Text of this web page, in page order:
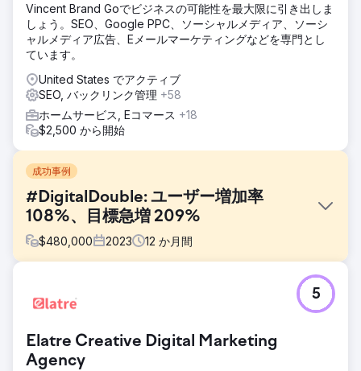
Vincent Brand Goでビジネスの可能性を最大限に引き出しま
しょう。SEO、Google PPC、ソーシャルメディア、ソーシ
ャルメディア広告、Eメールマーケティングなどを専門とし
ています。
United States でアクティブ
SEO, バックリンク管理 +58
ホームサービス, Eコマース +18
$2,500 から開始
成功事例
#DigitalDouble: ユーザー増加率
108%、目標急増 209%
$480,000 2023 12 か月間
B2Cビジネスでは、競争の激しい市場でユーザーベースを倍
増させ、コンバージョン率を高める必要がありました。平均
して、より効果的に顧客を引き付け、維持することが目標で
した。
Elatre Creative Digital Marketing
Agency
5